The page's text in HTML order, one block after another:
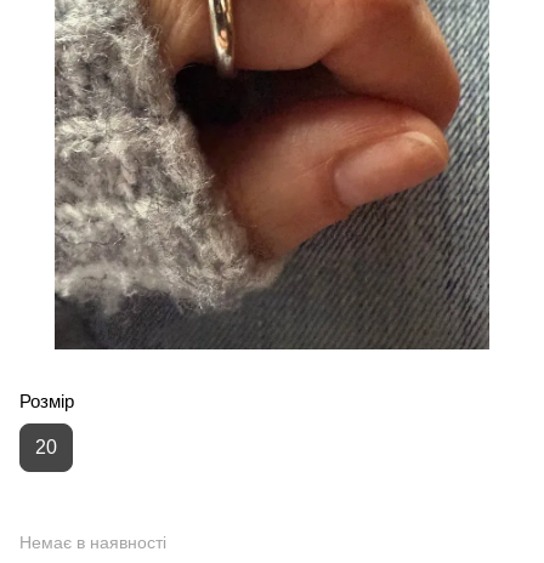
Розмір
20
Немає в наявності